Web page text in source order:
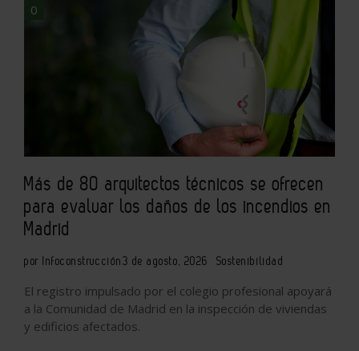
0
Más de 80 arquitectos técnicos se ofrecen
para evaluar los daños de los incendios en
Madrid
por Infoconstrucción3 de agosto, 2026 Sostenibilidad
El registro impulsado por el colegio profesional apoyará
a la Comunidad de Madrid en la inspección de viviendas
y edificios afectados.